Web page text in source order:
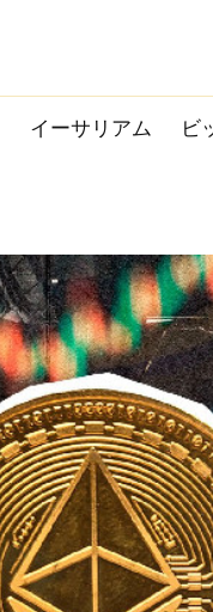
イーサリアム ビ